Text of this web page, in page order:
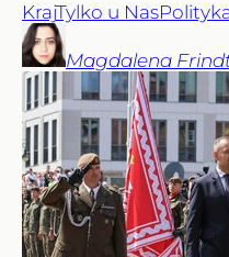
KrajTylko u Nas
Magdalena